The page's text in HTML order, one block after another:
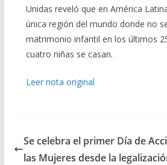
Unidas reveló que en América
única región del mundo donde no
matrimonio infantil en los últimos
cuatro niñas se casan.
Leer nota original
Se celebra el primer Día de
las Mujeres desde la